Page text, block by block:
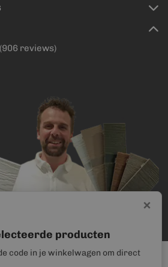
reviews)
×
producten
code in je winkelwagen om direct